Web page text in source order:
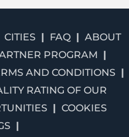
CITIES FAQ
ABOUT
PROGRAM
AND CONDITIONS
RATING OF OUR
COOKIES